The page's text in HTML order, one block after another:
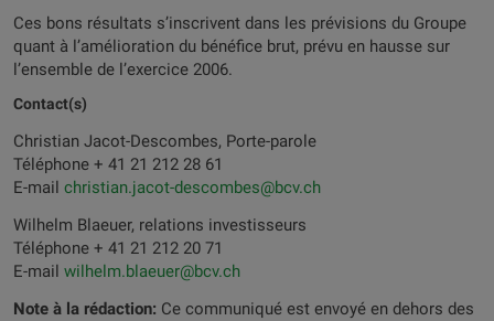
Ces bons résultats s’inscrivent dans les prévisions du Groupe
quant à l’amélioration du bénéfice brut, prévu en hausse sur
l’ensemble de l’exercice 2006.
Contact(s)
Christian Jacot-Descombes, Porte-parole
Téléphone + 41 21 212 28 61
E-mail christian.jacot-descombes@bcv.ch
Wilhelm Blaeuer, relations investisseurs
Téléphone + 41 21 212 20 71
E-mail wilhelm.blaeuer@bcv.ch
Note à la rédaction: Ce communiqué est envoyé en dehors des